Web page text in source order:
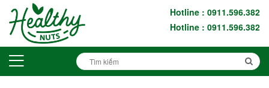
Hotline : 0911.596.382
Hotline : 0911.596.382